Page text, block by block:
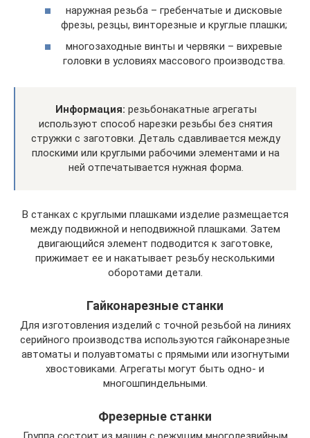
наружная резьба – гребенчатые и дисковые
фрезы, резцы, винторезные и круглые плашки;
многозаходные винты и червяки – вихревые
головки в условиях массового производства.
Информация: резьбонакатные агрегаты
используют способ нарезки резьбы без снятия
стружки с заготовки. Деталь сдавливается между
плоскими или круглыми рабочими элементами и на
ней отпечатывается нужная форма.
В станках с круглыми плашками изделие размещается
между подвижной и неподвижной плашками. Затем
двигающийся элемент подводится к заготовке,
прижимает ее и накатывает резьбу несколькими
оборотами детали.
Гайконарезные станки
Для изготовления изделий с точной резьбой на линиях
серийного производства используются гайконарезные
автоматы и полуавтоматы с прямыми или изогнутыми
хвостовиками. Агрегаты могут быть одно- и
многошпиндельными.
Фрезерные станки